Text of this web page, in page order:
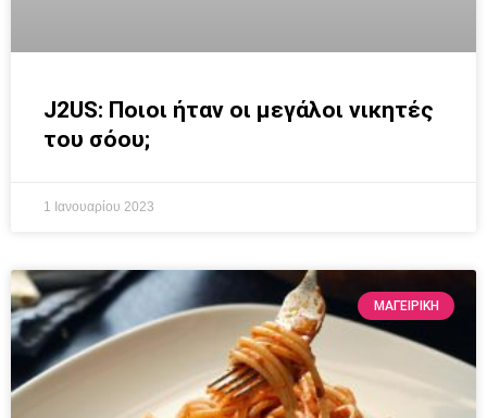
J2US: Ποιοι ήταν οι μεγάλοι νικητές
του σόου;
1 Ιανουαρίου 2023
ΜΑΓΕΙΡΙΚΗ